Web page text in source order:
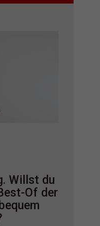
Willst du
Of der